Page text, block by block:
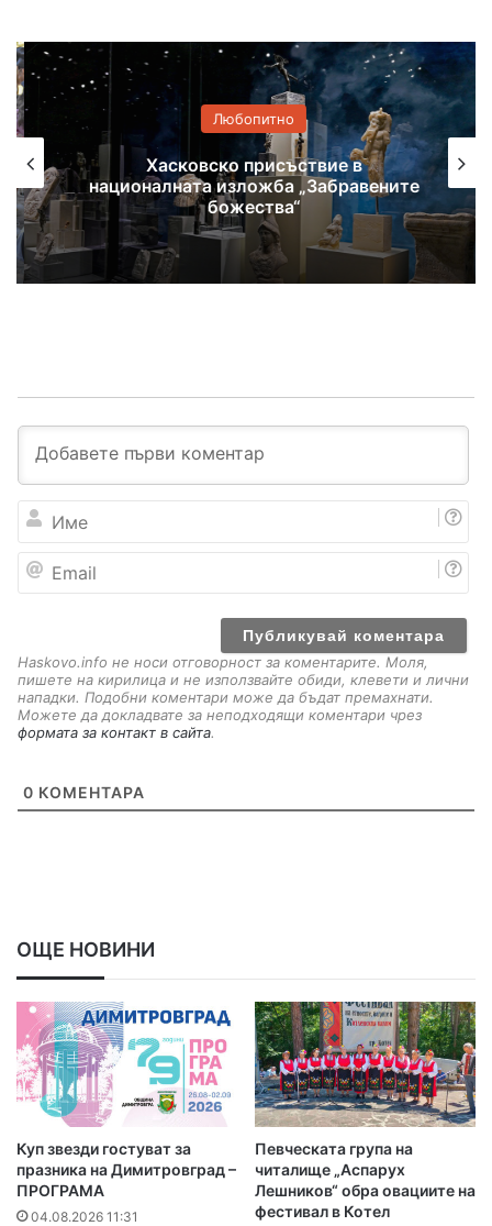
Любопитно
Хасковско присъствие в
националната изложба „Забравените
божества“
е
a
Haskovo.info не носи отговорност за коментарите. Моля,
пишете на кирилица и не използвайте обиди, клевети и лични
нападки. Подобни коментари може да бъдат премахнати.
Можете да докладвате за неподходящи коментари чрез
формата за контакт в сайта.
0 КОМЕНТАРА
ОЩЕ НОВИНИ
Куп звезди гостуват за
празника на Димитровград –
ПРОГРАМА
04.08.2026 11:31
Певческата група на
читалище „Аспарух
Лешников“ обра овациите на
фестивал в Котел